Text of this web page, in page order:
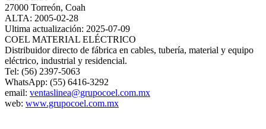
27000 Torreón, Coah
ALTA: 2005-02-28
Ultima actualización: 2025-07-09
COEL MATERIAL ELÉCTRICO
Distribuidor directo de fábrica en cables, tubería, material y equipo
eléctrico, industrial y residencial.
Tel: (56) 2397-5063
WhatsApp: (55) 6416-3292
email: ventaslinea@grupocoel.com.mx
web: www.grupocoel.com.mx